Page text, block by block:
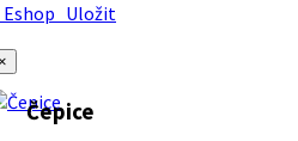
Uložit
Čepice